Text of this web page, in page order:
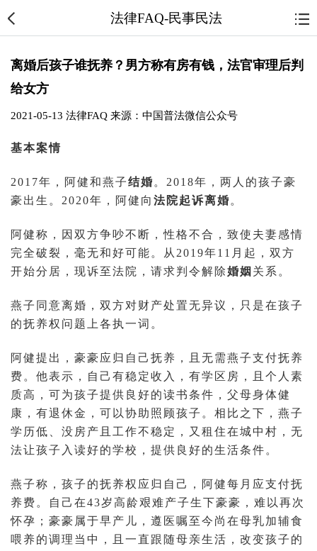
法律FAQ-民事民法
离婚后孩子谁抚养？男方称有房有钱，法官审理后判
给女方
2021-05-13 法律FAQ来源：中国普法微信公众号
基本案情
2017年，阿健和燕子结婚 。2018年，两人的孩子豪
豪出生。2020年，阿健向法院起诉离婚 。
阿健称，因双方争吵不断，性格不合，致使夫妻感情
完全破裂，毫无和好可能。从2019年11月起，双方
开始分居，现诉至法院，请求判令解除婚姻 关系。
燕子同意离婚，双方对财产处置无异议，只是在孩子
的抚养权问题上各执一词。
阿健提出，豪豪应归自己抚养，且无需燕子支付抚养
费。他表示，自己有稳定收入，有学区房，且个人素
质高，可为孩子提供良好的读书条件，父母身体健
康，有退休金，可以协助照顾孩子。相比之下，燕子
学历低、没房产且工作不稳定，又租住在城中村，无
法让孩子入读好的学校，提供良好的生活条件。
燕子称，孩子的抚养权应归自己，阿健每月应支付抚
养费。自己在43岁高龄艰难产子生下豪豪，难以再次
怀孕；豪豪属于早产儿，遵医嘱至今尚在母乳加辅食
喂养的调理当中，且一直跟随母亲生活，改变孩子的